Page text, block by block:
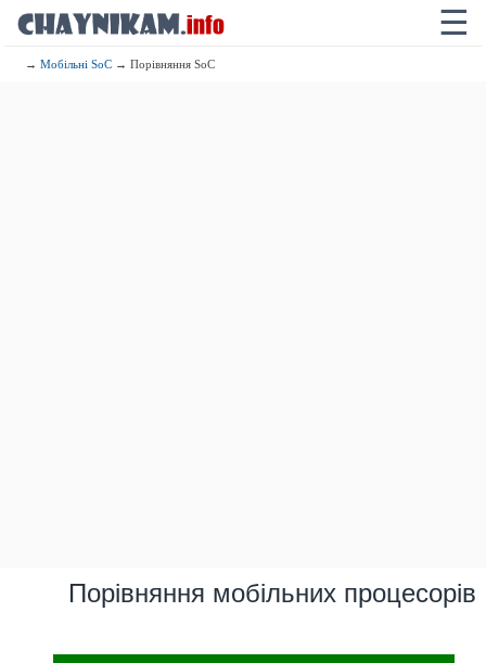
☰
→Мобільні SoC → Порівняння SoC
Порівняння мобільних процесорів